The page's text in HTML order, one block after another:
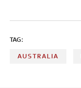
TAG:
AUSTRALIA